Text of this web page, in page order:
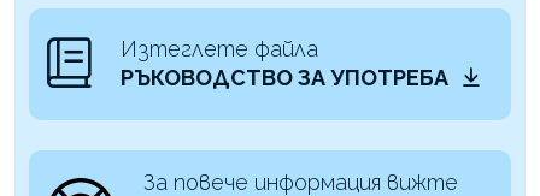
Изтеглете файла
РЪКОВОДСТВО ЗА УПОТРЕБА
За повече информация вижте